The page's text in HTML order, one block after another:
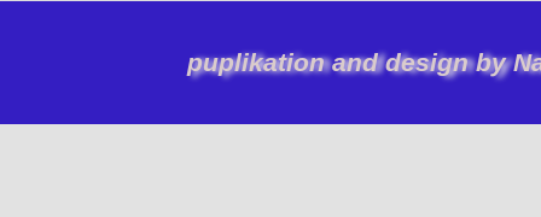
puplikation and design by